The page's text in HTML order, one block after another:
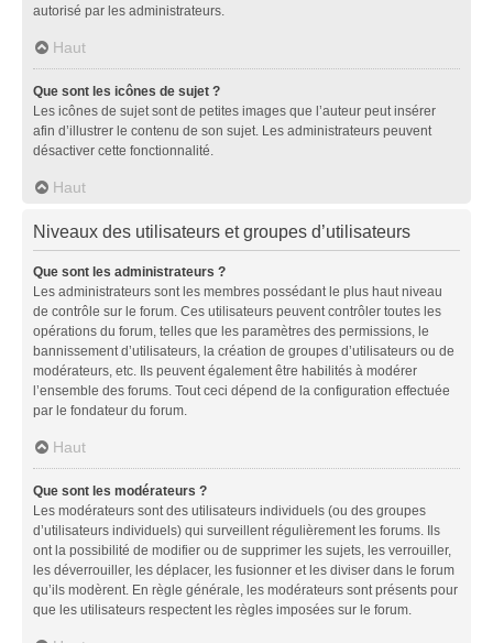
autorisé par les administrateurs.
Haut
Que sont les icônes de sujet ?
Les icônes de sujet sont de petites images que l’auteur peut insérer
afin d’illustrer le contenu de son sujet. Les administrateurs peuvent
désactiver cette fonctionnalité.
Haut
Niveaux des utilisateurs et groupes d’utilisateurs
Que sont les administrateurs ?
Les administrateurs sont les membres possédant le plus haut niveau
de contrôle sur le forum. Ces utilisateurs peuvent contrôler toutes les
opérations du forum, telles que les paramètres des permissions, le
bannissement d’utilisateurs, la création de groupes d’utilisateurs ou de
modérateurs, etc. Ils peuvent également être habilités à modérer
l’ensemble des forums. Tout ceci dépend de la configuration effectuée
par le fondateur du forum.
Haut
Que sont les modérateurs ?
Les modérateurs sont des utilisateurs individuels (ou des groupes
d’utilisateurs individuels) qui surveillent régulièrement les forums. Ils
ont la possibilité de modifier ou de supprimer les sujets, les verrouiller,
les déverrouiller, les déplacer, les fusionner et les diviser dans le forum
qu’ils modèrent. En règle générale, les modérateurs sont présents pour
que les utilisateurs respectent les règles imposées sur le forum.